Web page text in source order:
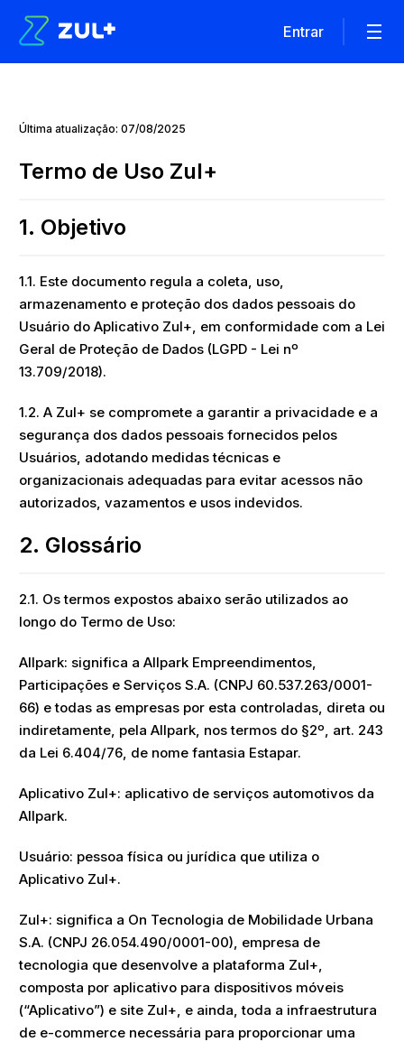
Entrar
Última atualização: 07/08/2025
Termo de Uso Zul+
1. Objetivo
1.1. Este documento regula a coleta, uso,
armazenamento e proteção dos dados pessoais do
Usuário do Aplicativo Zul+, em conformidade com a Lei
Geral de Proteção de Dados (LGPD - Lei nº
13.709/2018).
1.2. A Zul+ se compromete a garantir a privacidade e a
segurança dos dados pessoais fornecidos pelos
Usuários, adotando medidas técnicas e
organizacionais adequadas para evitar acessos não
autorizados, vazamentos e usos indevidos.
2. Glossário
2.1. Os termos expostos abaixo serão utilizados ao
longo do Termo de Uso:
Allpark: significa a Allpark Empreendimentos,
Participações e Serviços S.A. (CNPJ 60.537.263/0001-
66) e todas as empresas por esta controladas, direta ou
indiretamente, pela Allpark, nos termos do §2º, art. 243
da Lei 6.404/76, de nome fantasia Estapar.
Aplicativo Zul+: aplicativo de serviços automotivos da
Allpark.
Usuário: pessoa física ou jurídica que utiliza o
Aplicativo Zul+.
Zul+: significa a On Tecnologia de Mobilidade Urbana
S.A. (CNPJ 26.054.490/0001-00), empresa de
tecnologia que desenvolve a plataforma Zul+,
composta por aplicativo para dispositivos móveis
(“Aplicativo”) e site Zul+, e ainda, toda a infraestrutura
de e-commerce necessária para proporcionar uma